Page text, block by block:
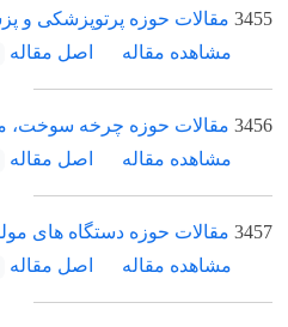
3455 مقالات حوزه پرتوپزشکی و
مشاهده مقاله
اصل مقاله
3456 مقالات حوزه چرخه سوخت،
مشاهده مقاله
اصل مقاله
3457 مقالات حوزه دستگاه های
مشاهده مقاله
اصل مقاله